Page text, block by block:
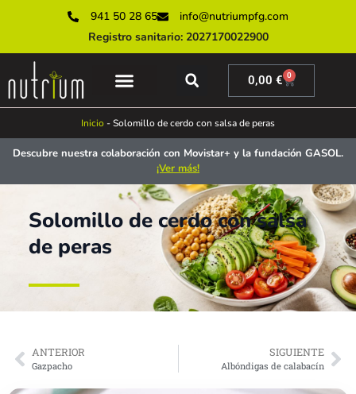
941 50 28 65
info@nutriumpfg.com
Registro sanitario: 2027170022900
0,00 € 0
Inicio -Solomillo de cerdo con salsa de peras
Descubre nuestra colaboración con Movistar+ y la fundación GASOL.
¡Ver más!
Solomillo de cerdo con salsa
de peras
ANTERIOR
Gazpacho
SIGUIENTE
Albóndigas de calabacín